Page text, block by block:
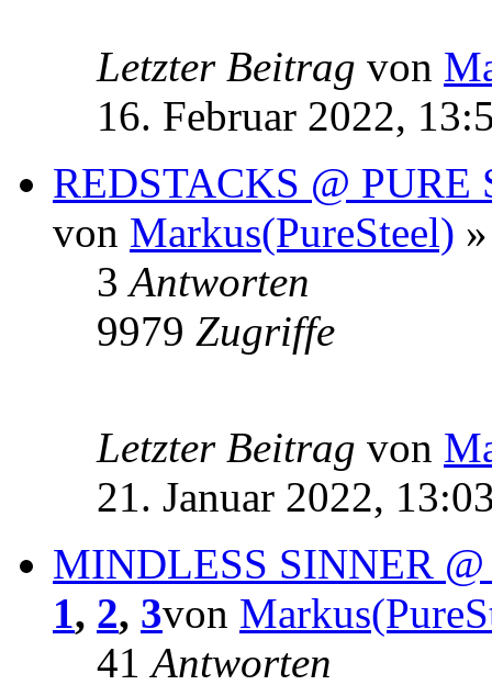
Letzter Beitrag von
16. Februar 2022,
REDSTACKS @ PURE
von Markus(PureSteel)
3Antworten
9979 Zugriffe
Letzter Beitrag von
21. Januar 2022,
MINDLESS SINNER
1, 2, 3von
41Antworten